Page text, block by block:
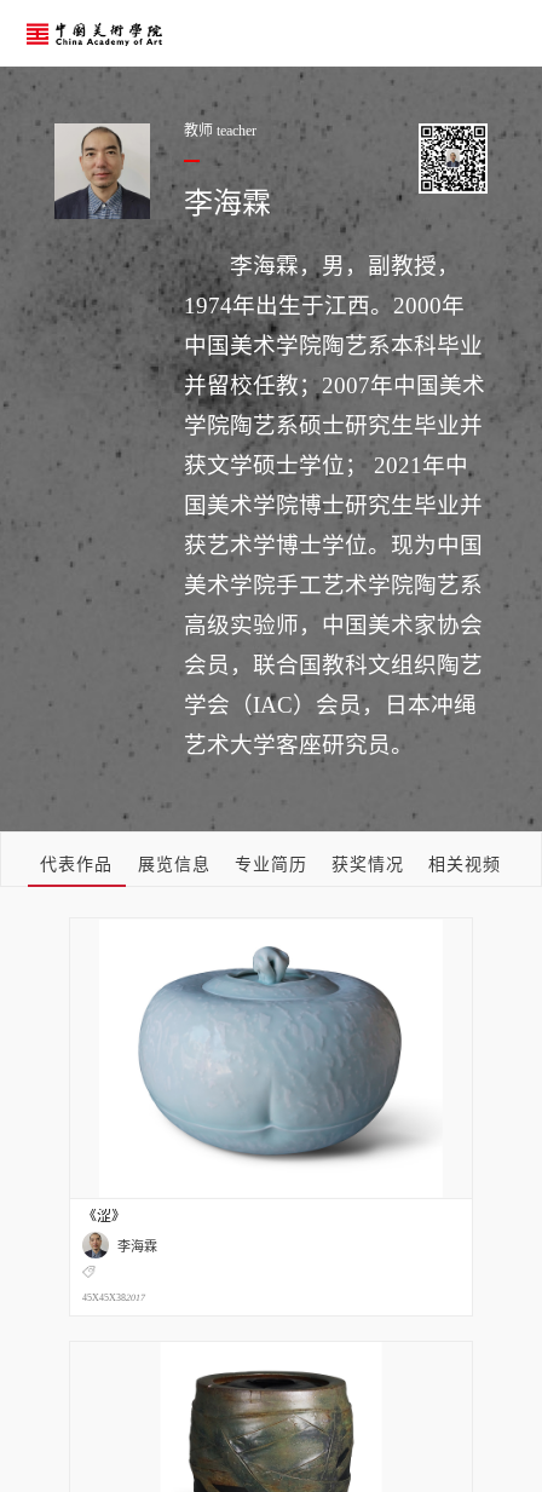
教师 teacher
李海霖
李海霖，男，副教授，
1974年出生于江西。2000年
中国美术学院陶艺系本科毕业
并留校任教；2007年中国美术
学院陶艺系硕士研究生毕业并
获文学硕士学位； 2021年中
国美术学院博士研究生毕业并
获艺术学博士学位。现为中国
美术学院手工艺术学院陶艺系
高级实验师，中国美术家协会
会员，联合国教科文组织陶艺
学会（IAC）会员，日本冲绳
艺术大学客座研究员。
代表作品 展览信息 专业简历 获奖情况 相关视频
《涩》
李海霖
45X45X382017